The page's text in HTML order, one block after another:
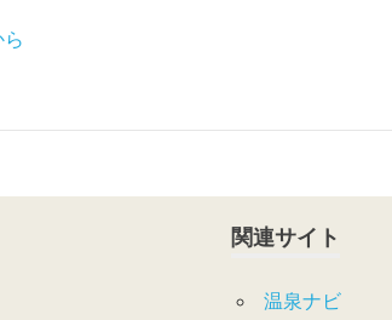
関連サイト
温泉ナビ